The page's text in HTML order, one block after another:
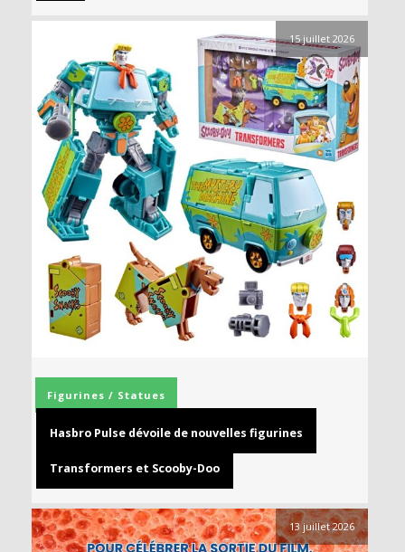
15 juillet 2026
Figurines / Statues
Hasbro Pulse dévoile de nouvelles figurines
Transformers et Scooby-Doo
13 juillet 2026